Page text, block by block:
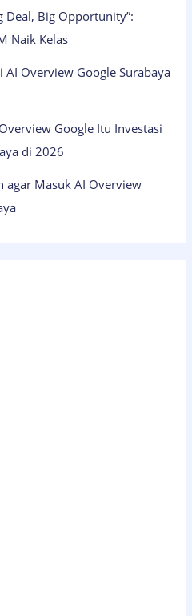
Deal, Big Opportunity”:
Naik Kelas
AI Overview Google Surabaya
Google Itu Investasi
di 2026
agar Masuk AI Overview